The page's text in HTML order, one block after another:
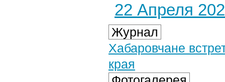
22 Апреля
Журнал
Хабаровчане
края